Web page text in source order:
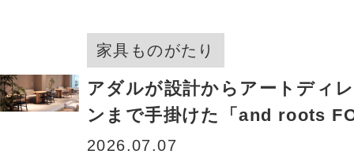
家具ものがたり
アダルが設計からアートディ
ンまで手掛けた「and roots
SQUARE」がオープン！ ＜
2026.07.07